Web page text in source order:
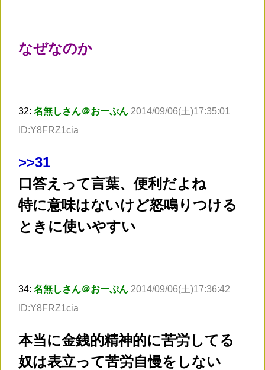
なぜなのか
32: 名無しさん＠おーぷん 2014/09/06(土)17:35:01
ID:Y8FRZ1cia
>>31
口答えって言葉、便利だよね
特に意味はないけど怒鳴りつける
ときに使いやすい
34: 名無しさん＠おーぷん 2014/09/06(土)17:36:42
ID:Y8FRZ1cia
本当に金銭的精神的に苦労してる
奴は表立って苦労自慢をしない